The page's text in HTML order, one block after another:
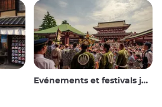
Evénements et festivals japonais